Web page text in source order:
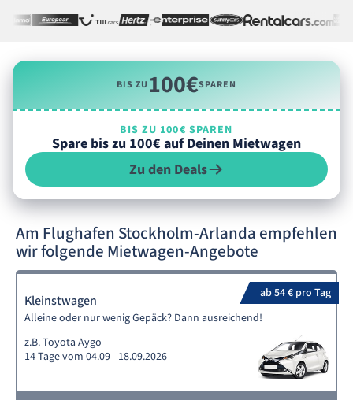
BIS ZU100€SPAREN
BIS ZU 100€ SPAREN
Spare bis zu 100€ auf Deinen Mietwagen
Zu den Deals
Am Flughafen Stockholm-Arlanda empfehlen
wir folgende Mietwagen-Angebote
ab 54 € pro Tag
Kleinstwagen
Alleine oder nur wenig Gepäck? Dann ausreichend!
z.B. Toyota Aygo
14 Tage vom 04.09 - 18.09.2026